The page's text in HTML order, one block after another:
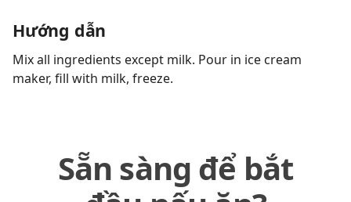
Hướng dẫn
Mix all ingredients except milk. Pour in ice cream
maker, fill with milk, freeze.
Sẵn sàng để bắt